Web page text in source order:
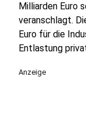
Milliarden Euro
veranschlagt.
Euro für die
Entlastung
Anzeige